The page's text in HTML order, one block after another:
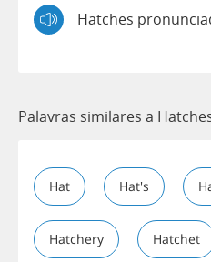
Hatches
Palavras similares a
Hat Hat's
Hatchery Hatchet